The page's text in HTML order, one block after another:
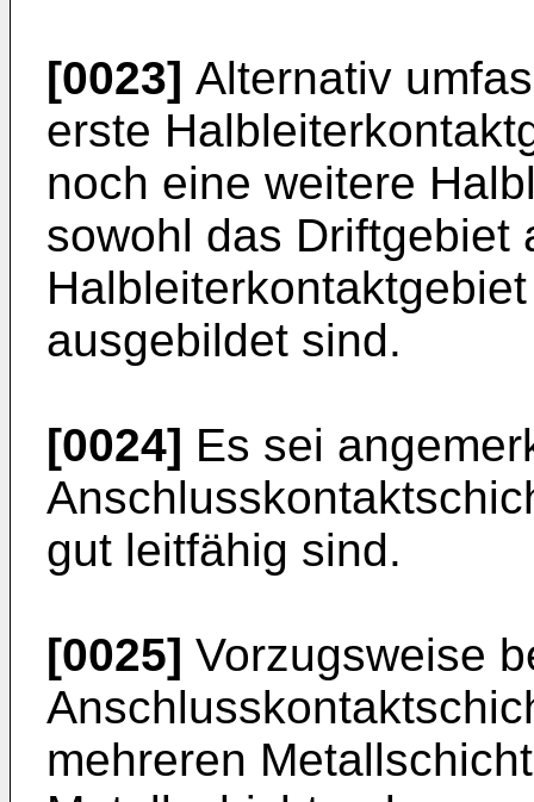
[0023] Alternativ
erste
noch eine weitere
sowohl das Driftgebiet
ausgebildet sind.
[0024] Es sei
gut leitfähig sind.
[0025] Vorzugsweise
mehreren